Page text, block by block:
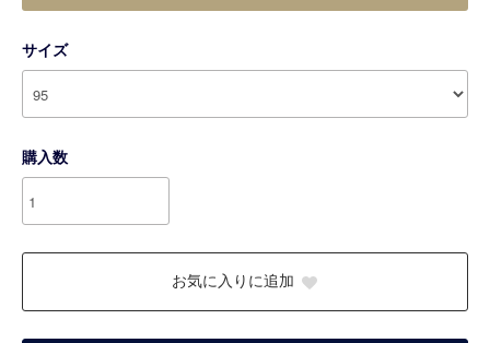
サイズ
購入数
お気に入りに追加